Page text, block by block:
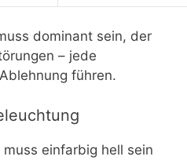
dominant sein, der
– jede
führen.
einfarbig hell sein